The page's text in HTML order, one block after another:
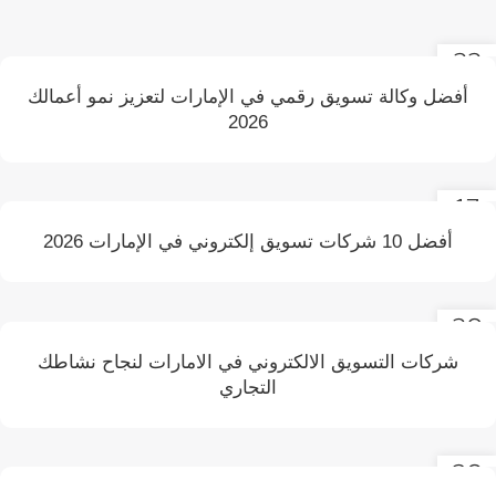
22
يونيو
أفضل وكالة تسويق رقمي في الإمارات لتعزيز نمو أعمالك
2026
17
أفضل 10 شركات تسويق إلكتروني في الإمارات 2026
20
شركات التسويق الالكتروني في الامارات لنجاح نشاطك
التجاري
20